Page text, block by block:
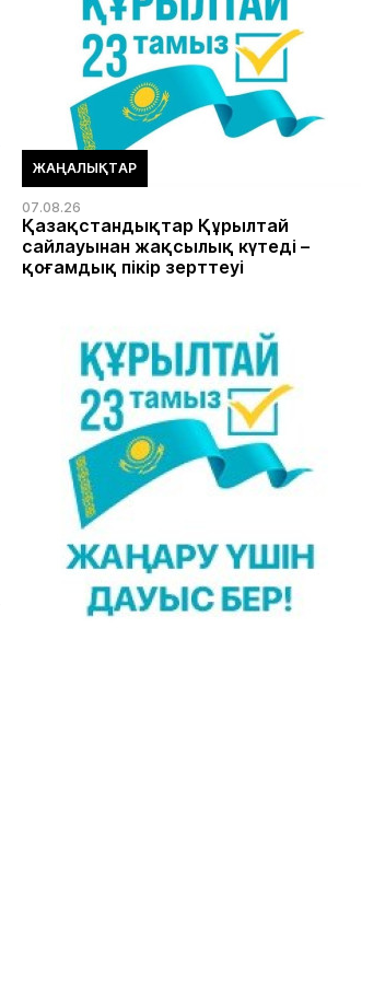
ЖАҢАЛЫҚТАР
07.08.26
Қазақстандықтар Құрылтай
сайлауынан жақсылық күтеді –
қоғамдық пікір зерттеуі